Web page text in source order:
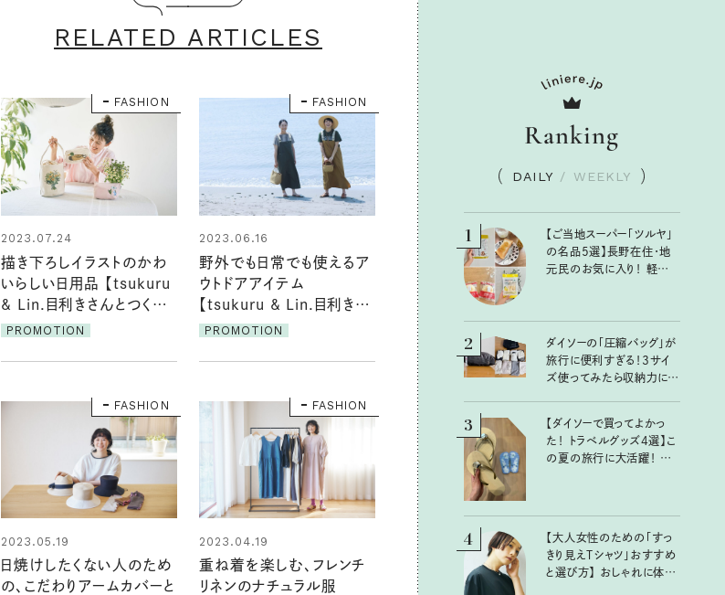
RELATED ARTICLES
FASHION
2023.07.24
描き下ろしイラストのかわ
いらしい日用品 【tsukuru
& Lin.目利きさんとつくる
12カ月／小池ふみさん】②
PROMOTION
FASHION
2023.06.16
野外でも日常でも使えるア
ウトドアアイテム
【tsukuru & Lin.目利きさ
んとつくる12カ月／仁田と
PROMOTION
FASHION
2023.05.19
日焼けしたくない人のため
の、こだわりアームカバーと
FASHION
2023.04.19
重ね着を楽しむ、フレンチ
リネンのナチュラル服
Ranking
DAILY / WEEKLY
1
【ご当地スーパー「ツルヤ」
の名品5選】長野在住・地
元民のお気に入り！ 軽井
2
ダイソーの「圧縮バッグ」が
旅行に便利すぎる！3サイ
ズ使ってみたら収納力に感
10回③
3
【ダイソーで買ってよかっ
た！ トラベルグッズ4選】こ
の夏の旅行に大活躍！ か
4
【大人女性のための「すっ
きり見えTシャツ」おすすめ
と選び方】 おしゃれに体型